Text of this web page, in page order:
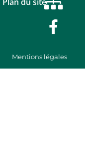
Mentions légales